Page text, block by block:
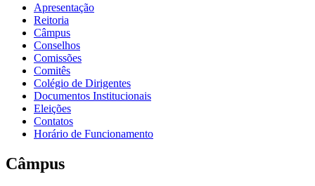
Apresentação
Reitoria
Câmpus
Conselhos
Comissões
Comitês
Colégio de Dirigentes
Documentos Institucionais
Eleições
Contatos
Horário de Funcionamento
Câmpus